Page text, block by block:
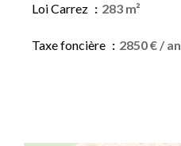
Loi Carrez 283 m²
Taxe foncière 2850 € / an